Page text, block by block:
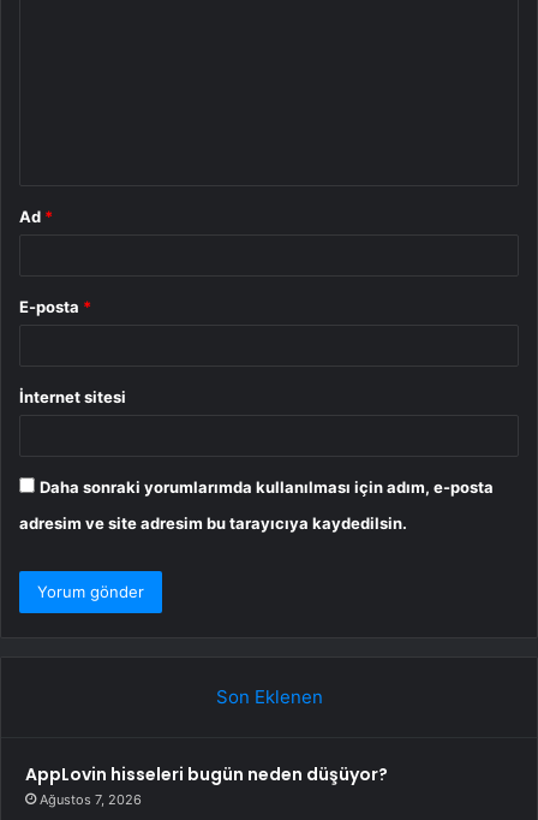
Ad *
E-posta *
İnternet sitesi
Daha sonraki yorumlarımda kullanılması için adım, e-posta
adresim ve site adresim bu tarayıcıya kaydedilsin.
Son Eklenen
AppLovin hisseleri bugün neden düşüyor?
Ağustos 7, 2026